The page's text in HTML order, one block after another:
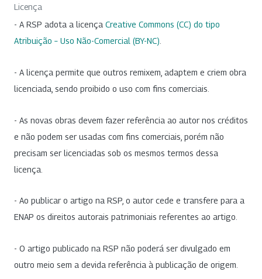
Licença
- A RSP adota a licença Creative Commons (CC) do tipo
Atribuição – Uso Não-Comercial (BY-NC)
- A licença permite que outros remixem, adaptem e criem obra
licenciada, sendo proibido o uso com fins comerciais.
- As novas obras devem fazer referência ao autor nos créditos
e não podem ser usadas com fins comerciais, porém não
precisam ser licenciadas sob os mesmos termos dessa
licença.
- Ao publicar o artigo na RSP, o autor cede e transfere para a
ENAP os direitos autorais patrimoniais referentes ao artigo.
- O artigo publicado na RSP não poderá ser divulgado em
outro meio sem a devida referência à publicação de origem.